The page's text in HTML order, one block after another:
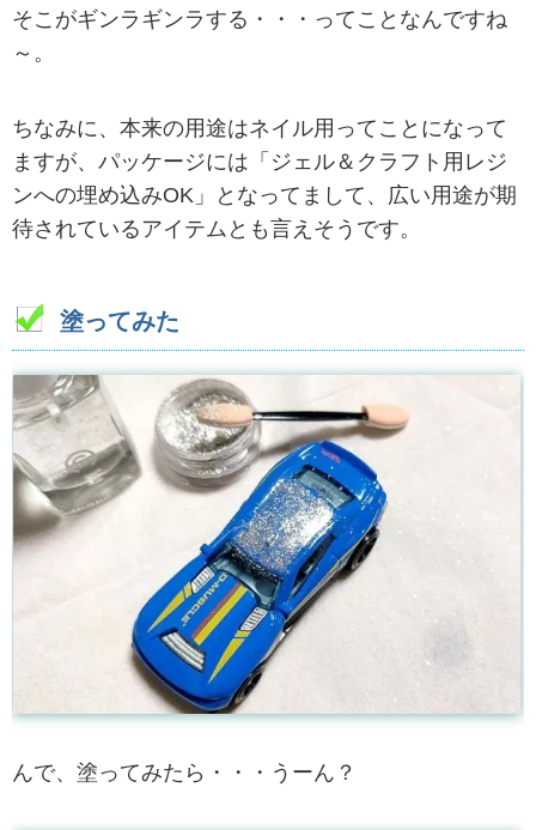
そこがギンラギンラする・・・ってことなんですね
～。
ちなみに、本来の用途はネイル用ってことになって
ますが、パッケージには「ジェル＆クラフト用レジ
ンへの埋め込みOK」となってまして、広い用途が期
待されているアイテムとも言えそうです。
塗ってみた
んで、塗ってみたら・・・うーん？